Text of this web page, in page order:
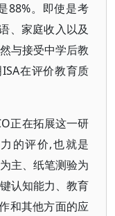
88%。即使是考
、家庭收入以及
与接受中学后教
在评价教育质
正在拓展这一研
的评价,也就是
主、纸笔测验为
认知能力、教育
和其他方面的应